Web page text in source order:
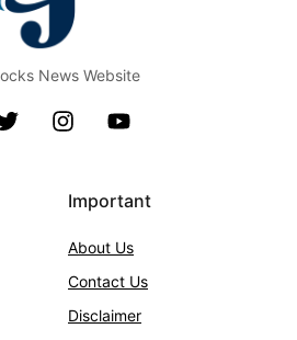
News Website
Important
About Us
Contact Us
Disclaimer